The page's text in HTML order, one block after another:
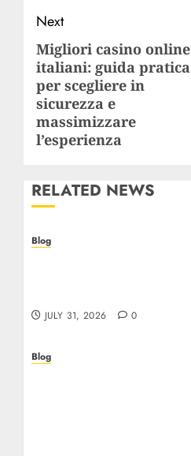
Next
Next
post:
Migliori casino online
italiani: guida pratica
per scegliere in
sicurezza e
massimizzare
l’esperienza
RELATED NEWS
Blog
JULY 31, 2026 0
Blog